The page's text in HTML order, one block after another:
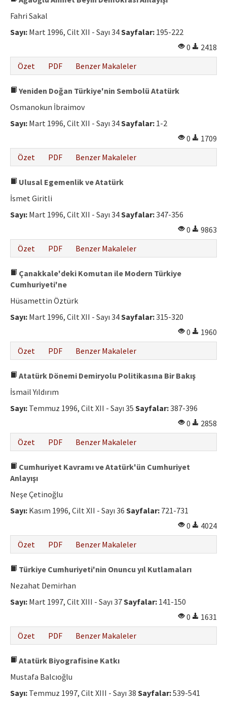
Fahri Sakal
Sayı: Mart 1996, Cilt XII - Sayı 34Sayfalar: 195-222
0
2418
Özet
PDF Benzer Makaleler
Yeniden Doğan Türkiye'nin Sembolü Atatürk
Osmanokun İbraimov
Sayı: Mart 1996, Cilt XII - Sayı 34Sayfalar: 1-2
0
1709
Özet
PDF Benzer Makaleler
Ulusal Egemenlik ve Atatürk
İsmet Giritli
Sayı: Mart 1996, Cilt XII - Sayı 34Sayfalar:347-356
0
9863
Özet
PDF Benzer Makaleler
Çanakkale'deki Komutan ile Modern Türkiye
Cumhuriyeti'ne
Hüsamettin Öztürk
Sayı: Mart 1996, Cilt XII - Sayı 34Sayfalar:315-320
0
1960
Özet
PDF Benzer Makaleler
Atatürk Dönemi Demiryolu Politikasına Bir Bakış
İsmail Yıldırım
Sayı: Temmuz 1996, Cilt XII - Sayı 35 Sayfalar:387-396
0
2858
Özet
PDF Benzer Makaleler
Cumhuriyet Kavramı ve Atatürk'ün Cumhuriyet
Anlayışı
Neşe Çetinoğlu
Sayı: Kasım 1996, Cilt XII - Sayı 36 Sayfalar: 721-731
0
4024
Özet
PDF Benzer Makaleler
Türkiye Cumhuriyeti'nin Onuncu yıl Kutlamaları
Nezahat Demirhan
Sayı: Mart 1997, Cilt XIII - Sayı 37Sayfalar: 141-150
0
1631
Özet
PDF Benzer Makaleler
Atatürk Biyografisine Katkı
Mustafa Balcıoğlu
Sayı: Temmuz 1997, Cilt XIII - Sayı 38 Sayfalar:539-541